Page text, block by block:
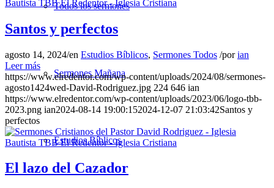
Todos los sermones
Sermones Mañana
Estudios Bíblicos
Santos y perfectos
agosto 14, 2024/en Estudios Bíblicos, Sermones Todos /porian
Leer más
https://www.elredentor.com/wp-content/uploads/2024/08/sermones-
agosto1424wed-David-Rodriguez.jpg 224 646 ian
https://www.elredentor.com/wp-content/uploads/2023/06/logo-tbb-
2023.png ian2024-08-14 19:00:152024-12-07 21:03:42Santos y
perfectos
El lazo del Cazador